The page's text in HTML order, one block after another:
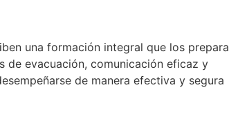
una formación integral que los prepara
de evacuación, comunicación eficaz y
de manera efectiva y segura